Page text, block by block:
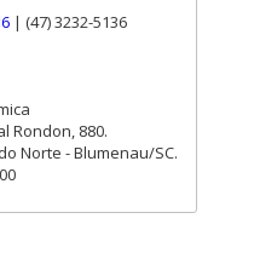
| (47) 3232-5136
Rondon, 880.
Norte - Blumenau/SC.